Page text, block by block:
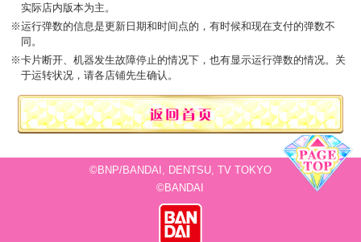
实际店内版本为主。
※运行弹数的信息是更新日期和时间点的，有时候和现在支付的弹数不
同。
※卡片断开、机器发生故障停止的情况下，也有显示运行弹数的情况。关
于运转状况，请各店铺先生确认。
©BNP/BANDAI, DENTSU, TV TOKYO
©BANDAI